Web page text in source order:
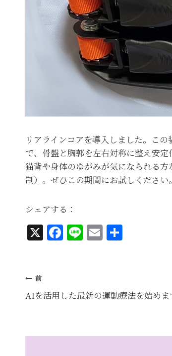
リアラインコアを導入しました。こ
で、骨盤と胸郭を左右対称に整え安
猫背や身体のゆがみが気になられる
制）。ぜひこの期間にお試しください。
シェアする：
X F
a
b
k
Li
n
E
m
投
稿
ビ
前
AIを活用した最新の運動療法を始めま